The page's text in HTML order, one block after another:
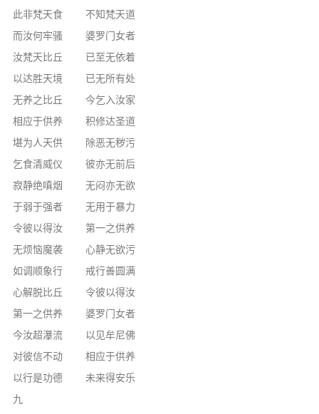
此非梵天食 不知梵天道
而汝何牢骚 婆罗门女者
汝梵天比丘 已至无依着
以达胜天境 已无所有处
无养之比丘 今乞入汝家
相应于供养 积修达圣道
堪为人天供 除恶无秽污
乞食清威仪 彼亦无前后
寂静绝嗔烟 无闷亦无欲
于弱于强者 无用于暴力
令彼以得汝 第一之供养
无烦恼魔袭 心静无欲污
如调顺象行 戒行善圆满
心解脱比丘 令彼以得汝
第一之供养 婆罗门女者
今汝超瀑流 以见牟尼佛
对彼信不动 相应于供养
以行是功德 未来得安乐
九